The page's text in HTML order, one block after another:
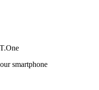
smartphone